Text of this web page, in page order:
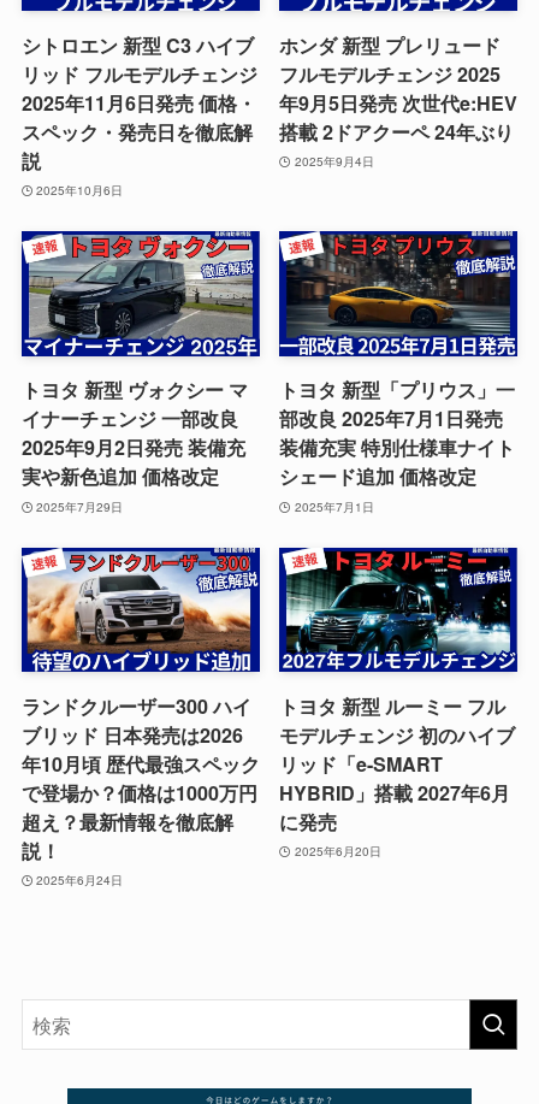
シトロエン 新型 C3 ハイブ
リッド フルモデルチェンジ
2025年11月6日発売 価格・
スペック・発売日を徹底解
説
2025年10月6日
ホンダ 新型 プレリュード
フルモデルチェンジ 2025
年9月5日発売 次世代e:HEV
搭載 2ドアクーペ 24年ぶり
2025年9月4日
トヨタ 新型 ヴォクシー マ
イナーチェンジ 一部改良
2025年9月2日発売 装備充
実や新色追加 価格改定
2025年7月29日
トヨタ 新型「プリウス」一
部改良 2025年7月1日発売
装備充実 特別仕様車ナイト
シェード追加 価格改定
2025年7月1日
ランドクルーザー300 ハイ
ブリッド 日本発売は2026
年10月頃 歴代最強スペック
で登場か？価格は1000万円
超え？最新情報を徹底解
説！
2025年6月24日
トヨタ 新型 ルーミー フル
モデルチェンジ 初のハイブ
リッド「e-SMART
HYBRID」搭載 2027年6月
に発売
2025年6月20日